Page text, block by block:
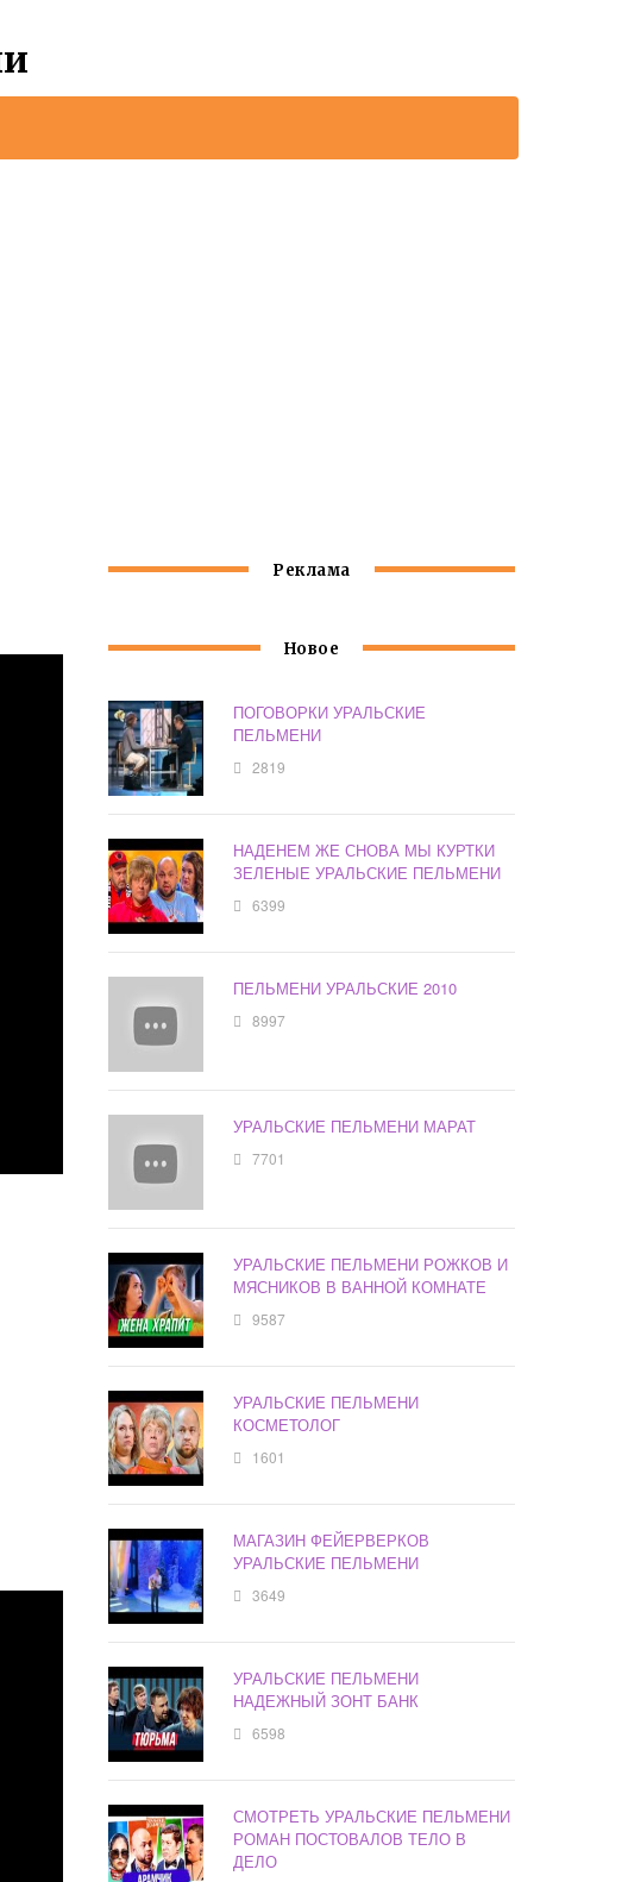
Реклама
Новое
ПОГОВОРКИ УРАЛЬСКИЕ
ПЕЛЬМЕНИ
2819
НАДЕНЕМ ЖЕ СНОВА МЫ КУРТКИ
ЗЕЛЕНЫЕ УРАЛЬСКИЕ ПЕЛЬМЕНИ
6399
ПЕЛЬМЕНИ УРАЛЬСКИЕ 2010
8997
УРАЛЬСКИЕ ПЕЛЬМЕНИ МАРАТ
7701
УРАЛЬСКИЕ ПЕЛЬМЕНИ РОЖКОВ И
МЯСНИКОВ В ВАННОЙ КОМНАТЕ
9587
УРАЛЬСКИЕ ПЕЛЬМЕНИ
КОСМЕТОЛОГ
1601
МАГАЗИН ФЕЙЕРВЕРКОВ
УРАЛЬСКИЕ ПЕЛЬМЕНИ
3649
УРАЛЬСКИЕ ПЕЛЬМЕНИ
НАДЕЖНЫЙ ЗОНТ БАНК
6598
СМОТРЕТЬ УРАЛЬСКИЕ ПЕЛЬМЕНИ
РОМАН ПОСТОВАЛОВ ТЕЛО В
ДЕЛО